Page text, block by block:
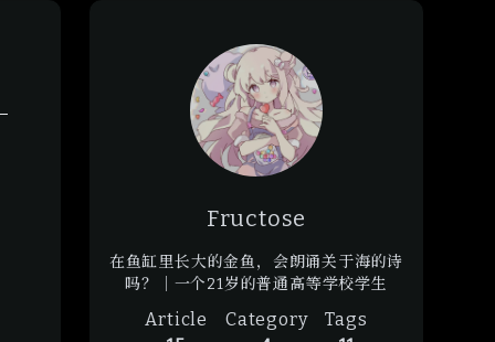
Fructose
在鱼缸里长大的金鱼，会朗诵关于海的诗
吗？｜一个21岁的普通高等学校学生
Article
Category
Tags